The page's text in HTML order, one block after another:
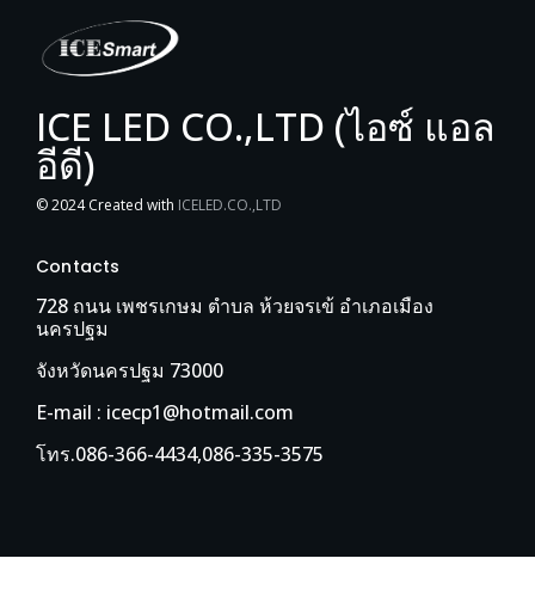
ICE LED CO.,LTD (ไอซ์ แอล
อีดี)
© 2024 Created with ICELED.CO.,LTD
Contacts
728 ถนน เพชรเกษม ตำบล ห้วยจรเข้ อำเภอเมือง
นครปฐม
จังหวัดนครปฐม 73000
E-mail : icecp1@hotmail.com
โทร.086-366-4434,086-335-3575